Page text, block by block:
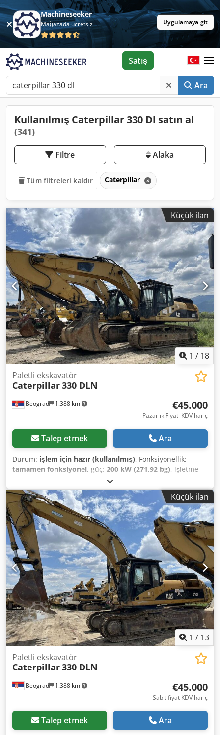
Machineseeker
Mağazada ücretsiz Uygulamaya git
Ara
Satış
Kullanılmış Caterpillar 330 Dl satın al
(341)
Filtre Alaka
Tüm filtreleri kaldır Caterpillar
Küçük ilan
1 / 18
Beograd 1.388 km
Paletli ekskavatör
Caterpillar330 DLN
€45.000
Pazarlık Fiyatı KDV hariç
Talep etmek Ara
Durum: işlem için hazır (kullanılmış), Fonksiyonellik:
tamamen fonksiyonel, güç: 200 kW (271,92 bg), işletme
, kova hacmi:
makine/araç numarası:CAT 0330DTGGE00850, Makine
mükemmel durumda ve kullanıma hazır. Dcedpfxeylmi Is
Ai Nsk
Küçük ilan
1 / 13
Beograd 1.388 km
Paletli ekskavatör
Caterpillar330 DLN
€45.000
Sabit fiyat KDV hariç
Talep etmek Ara